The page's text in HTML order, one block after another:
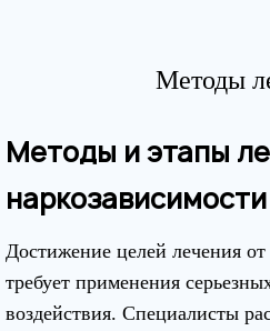
Методы
Методы и этапы
наркозависимости
Достижение целей лечения
требует применения
воздействия. Специалисты